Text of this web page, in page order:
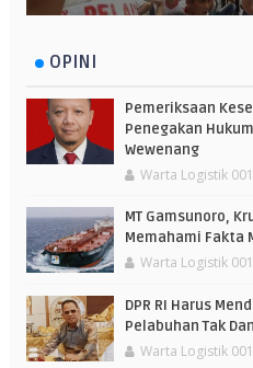
OPINI
Pemeriksaan
Penegakan
Wewenang
Warta Logistik 001
MT Gamsunoro,
Memahami Fakta
Warta Logistik 001
DPR RI Harus
Pelabuhan Tak
Warta Logistik 001